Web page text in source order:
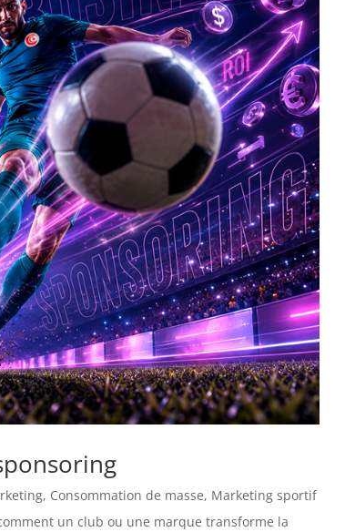
, Consommation de masse, Marketing sportif
un club ou une marque transforme la